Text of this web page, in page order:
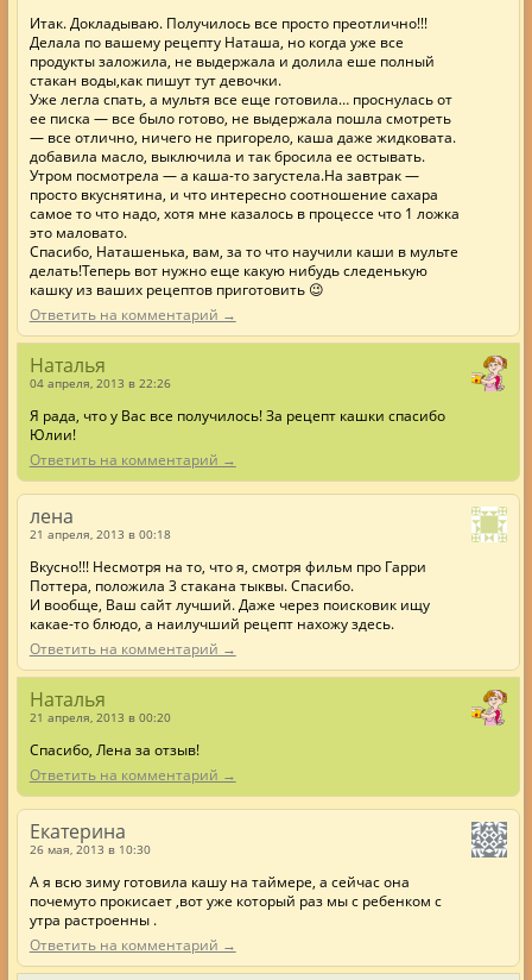
Итак. Докладываю. Получилось все просто преотлично!!!
Делала по вашему рецепту Наташа, но когда уже все
продукты заложила, не выдержала и долила еше полный
стакан воды,как пишут тут девочки.
Уже легла спать, а мультя все еще готовила… проснулась от
ее писка — все было готово, не выдержала пошла смотреть
— все отлично, ничего не пригорело, каша даже жидковата.
добавила масло, выключила и так бросила ее остывать.
Утром посмотрела — а каша-то загустела.На завтрак —
просто вкуснятина, и что интересно соотношение сахара
самое то что надо, хотя мне казалось в процессе что 1 ложка
это маловато.
Спасибо, Наташенька, вам, за то что научили каши в мульте
делать!Теперь вот нужно еще какую нибудь следенькую
кашку из ваших рецептов приготовить 😉
Ответить на комментарий →
Наталья
04 апреля, 2013 в 22:26
Я рада, что у Вас все получилось! За рецепт кашки спасибо
Юлии!
Ответить на комментарий →
лена
21 апреля, 2013 в 00:18
Вкусно!!! Несмотря на то, что я, смотря фильм про Гарри
Поттера, положила 3 стакана тыквы. Спасибо.
И вообще, Ваш сайт лучший. Даже через поисковик ищу
какае-то блюдо, а наилучший рецепт нахожу здесь.
Ответить на комментарий →
Наталья
21 апреля, 2013 в 00:20
Спасибо, Лена за отзыв!
Ответить на комментарий →
Екатерина
26 мая, 2013 в 10:30
А я всю зиму готовила кашу на таймере, а сейчас она
почемуто прокисает ,вот уже который раз мы с ребенком с
утра растроенны .
Ответить на комментарий →